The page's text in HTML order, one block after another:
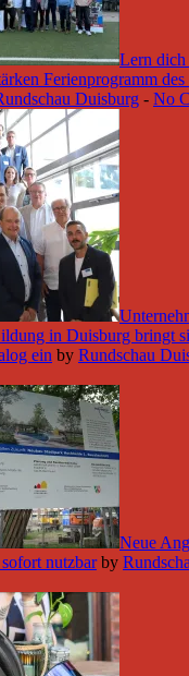
Lern
Ferienprogramm
Duisburg - No
in Duisburg bringt
ein by Rundschau
Neue
nutzbar by